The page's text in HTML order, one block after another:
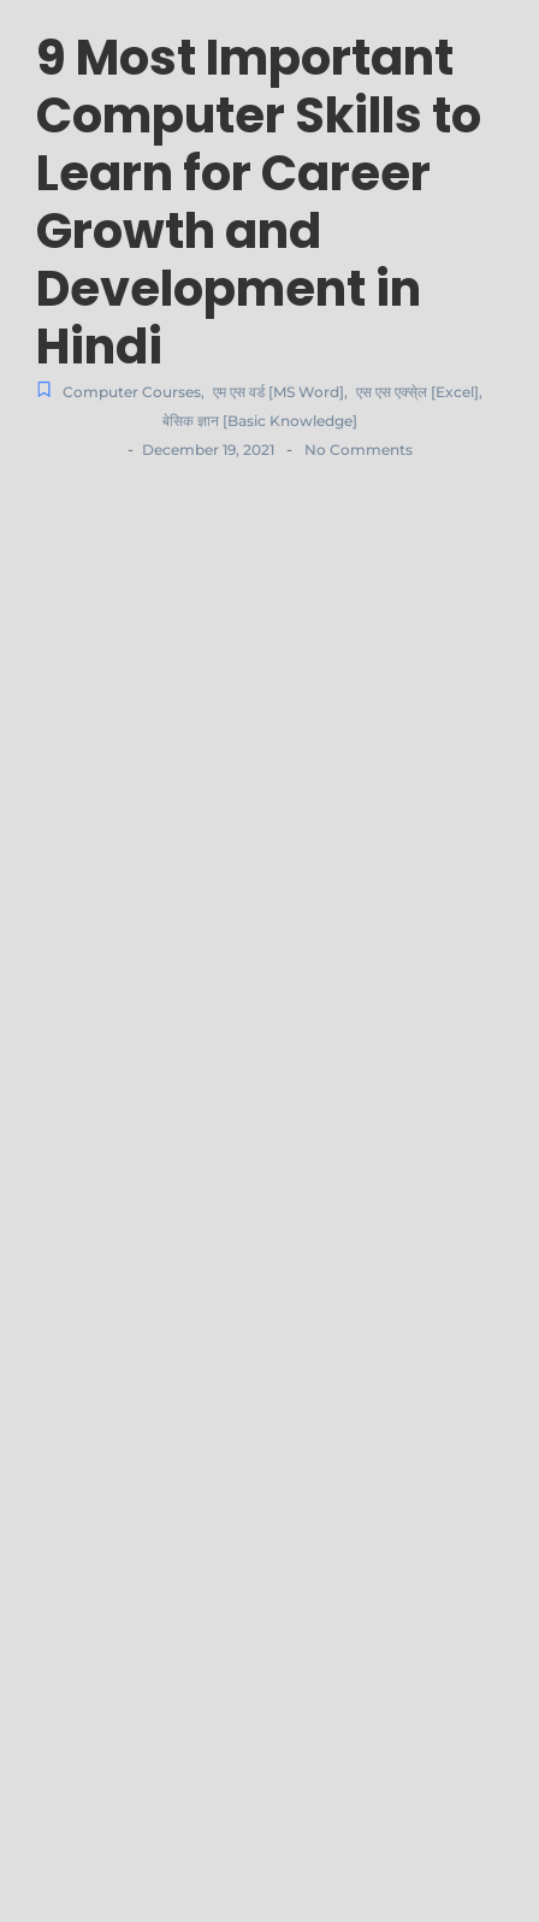
9 Most Important
Computer Skills to
Learn for Career
Growth and
Development in
Hindi
Computer Courses, एम एस वर्ड [MS Word], एस एस एक्से्ल [Excel],
बेसिक ज्ञान [Basic Knowledge]
- December 19, 2021 - No Comments